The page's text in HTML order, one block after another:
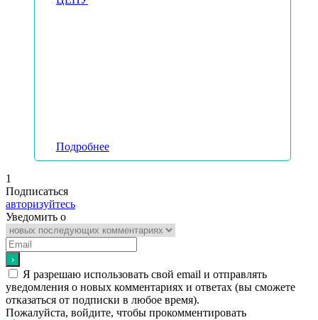
Подробнее
1
Подписаться
авторизуйтесь
Уведомить о
Я разрешаю использовать свой email и отправлять
уведомления о новых комментариях и ответах (вы cможете
отказаться от подписки в любое время).
Пожалуйста, войдите, чтобы прокомментировать